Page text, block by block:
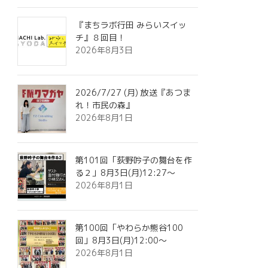
『まちラボ行田 みらいスイッ
チ』８回目！
2026年8月3日
2026/7/27 (月) 放送『あつま
れ！市民の森』
2026年8月1日
第101回「荻野吟子の舞台を作
る２」8月3日(月)12:27～
2026年8月1日
第100回「やわらか熊谷100
回」8月3日(月)12:00～
2026年8月1日